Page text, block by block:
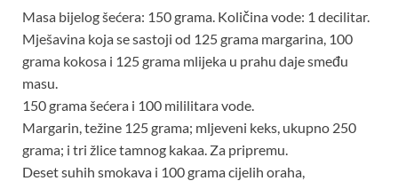
Masa bijelog šećera: 150 grama. Količina vode: 1 decilitar.
Mješavina koja se sastoji od 125 grama margarina, 100
grama kokosa i 125 grama mlijeka u prahu daje smeđu
masu.
150 grama šećera i 100 mililitara vode.
Margarin, težine 125 grama; mljeveni keks, ukupno 250
grama; i tri žlice tamnog kakaa. Za pripremu.
Deset suhih smokava i 100 grama cijelih oraha,